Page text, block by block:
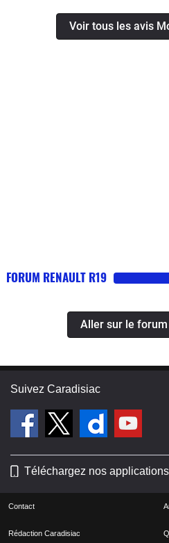
Voir tous les avis
FORUM RENAULT R19
Aller sur le forum
Suivez Caradisiac
Téléchargez nos
Contact
Rédaction Caradisiac